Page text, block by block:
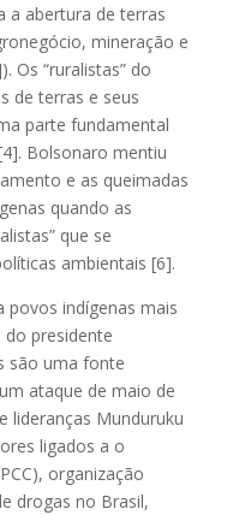
a abertura de terras
mineração e
Os “ruralistas” do
de terras e seus
parte fundamental
Bolsonaro mentiu
e as queimadas
quando as
que se
ambientais [6].
povos indígenas mais
presidente
são uma fonte
ataque de maio de
lideranças Munduruku
ligados a o
organização
drogas no Brasil,